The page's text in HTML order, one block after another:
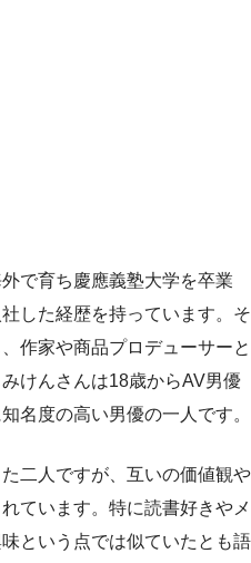
で育ち慶應義塾大学を卒業
した経歴を持っています。そ
作家や商品プロデューサーと
けんさんは18歳からAV男優
名度の高い男優の一人です。
二人ですが、互いの価値観や
ています。特に読書好きやメ
という点では似ていたとも語